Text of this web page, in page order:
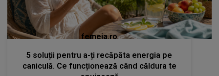
femeia.ro
5 soluții pentru a-ți recăpăta energia pe
caniculă. Ce funcționează când căldura te